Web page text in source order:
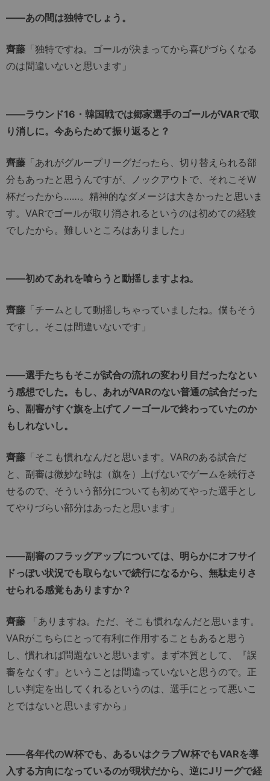
――あの間は独特でしょう。
齊藤 「独特ですね。ゴールが決まってから喜びづらくなる
のは間違いないと思います」
――ラウンド16・韓国戦では郷家選手のゴールがVARで取
り消しに。今あらためて振り返ると？
齊藤 「あれがグループリーグだったら、切り替えられる部
分もあったと思うんですが、ノックアウトで、それこそW
杯だったから……。精神的なダメージは大きかったと思いま
す。VARでゴールが取り消されるというのは初めての経験
でしたから。難しいところはありました」
――初めてあれを喰らうと動揺しますよね。
齊藤 「チームとして動揺しちゃっていましたね。僕もそう
ですし。そこは間違いないです」
――選手たちもそこが試合の流れの変わり目だったなとい
う感想でした。もし、あれがVARのない普通の試合だった
ら、副審がすぐ旗を上げてノーゴールで終わっていたのか
もしれないし。
齊藤 「そこも慣れなんだと思います。VARのある試合だ
と、副審は微妙な時は（旗を）上げないでゲームを続行さ
せるので、そういう部分についても初めてやった選手とし
てやりづらい部分はあったと思います」
――副審のフラッグアップについては、明らかにオフサイ
ドっぽい状況でも取らないで続行になるから、無駄走りさ
せられる感覚もありますか？
齊藤 「ありますね。ただ、そこも慣れなんだと思います。
VARがこちらにとって有利に作用することもあると思う
し、慣れれば問題ないと思います。まず本質として、『誤
審をなくす』ということは間違っていないと思うので。正
しい判定を出してくれるというのは、選手にとって悪いこ
とではないと思いますから」
――各年代のW杯でも、あるいはクラブW杯でもVARを導
入する方向になっているのが現状だから、逆にJリーグで経